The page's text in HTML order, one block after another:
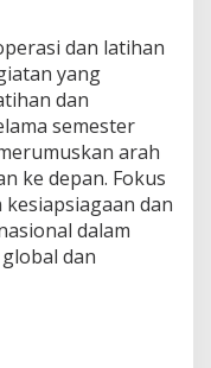
dan latihan
yang
dan
semester
arah
ke depan. Fokus
dan
dalam
dan